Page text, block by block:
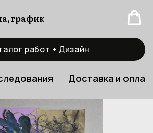
график
работ + Дизайн
Доставка и